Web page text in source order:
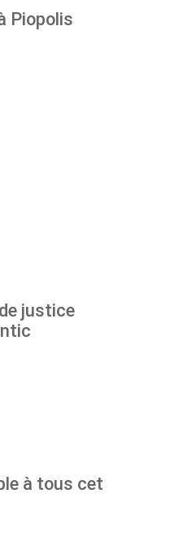
Piopolis
justice
à tous cet